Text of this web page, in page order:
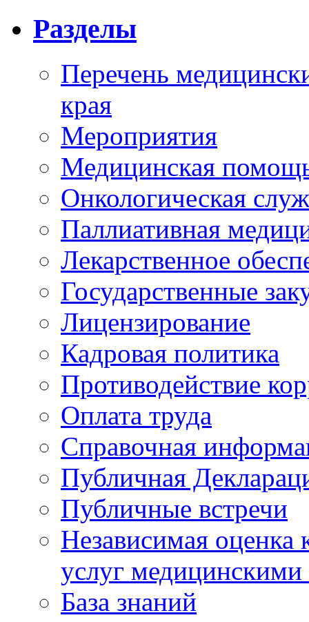
Разделы
Перечень
края
Мероприятия
Медицинская
Онкологическая
Паллиативная
Лекарственное
Государственные
Лицензирование
Кадровая политика
Противодействие
Оплата труда
Справочная
Публичная
Публичные встречи
Независимая оценка
услуг
База знаний